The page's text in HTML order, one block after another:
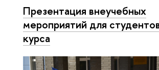
Презентация внеучебных
мероприятий для
курса